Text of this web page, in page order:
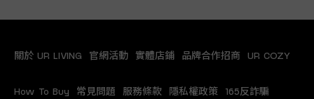
關於 UR LIVING 官網活動 實體店鋪 品牌合作招商 UR COZY
How To Buy 常見問題 服務條款 隱私權政策 165反詐騙